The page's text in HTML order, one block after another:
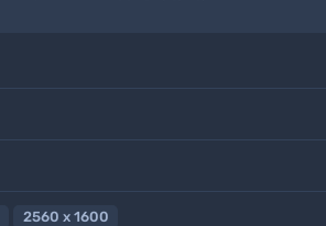
2560 x 1600